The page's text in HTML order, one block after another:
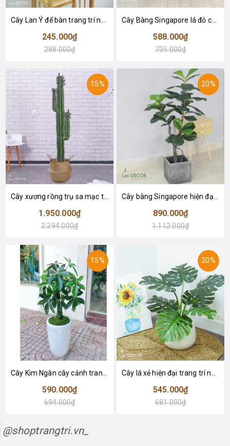
245.000₫
288.000₫
Cây Bàng Singapore lá đỏ cây giả trang trí Lan Decor (110cm) - LC2918-1
588.000₫
735.000₫
15%
Cây xương rồng trụ sa mạc trang trí loại 2 tay (155cm) - LC2912
1.950.000₫
2.294.000₫
20%
890.000₫
1.112.000₫
15%
590.000₫
694.000₫
20%
545.000₫
681.000₫
@shoptrangtri.vn_